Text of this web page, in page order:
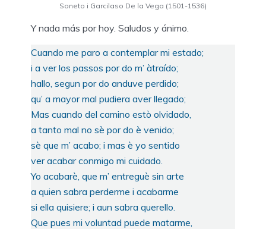
Soneto i Garcilaso De la Vega (1501-1536)
Y nada más por hoy. Saludos y ánimo.
Cuando me paro a contemplar mi estado;
i a ver los passos por do m’ àtraído;
hallo, segun por do anduve perdido;
qu’ a mayor mal pudiera aver llegado;
Mas cuando del camino estò olvidado,
a tanto mal no sè por do è venido;
sè que m’ acabo; i mas è yo sentido
ver acabar conmigo mi cuidado.
Yo acabarè, que m’ entreguè sin arte
a quien sabra perderme i acabarme
si ella quisiere; i aun sabra querello.
Que pues mi voluntad puede matarme,